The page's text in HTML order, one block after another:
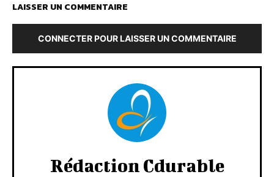
LAISSER UN COMMENTAIRE
CONNECTER POUR LAISSER UN COMMENTAIRE
Rédaction Cdurable